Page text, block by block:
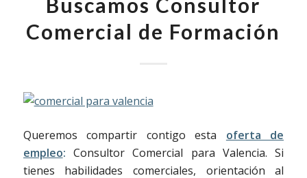
Buscamos Consultor
Comercial de Formación
Queremos compartir contigo esta oferta de
empleo: Consultor Comercial para Valencia. Si
tienes habilidades comerciales, orientación al